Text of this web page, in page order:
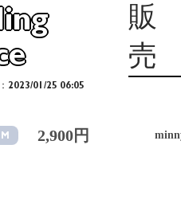
販
売
2023/01/25 06:05
2,900円